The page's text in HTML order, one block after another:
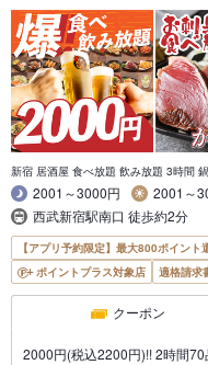
新宿 居酒屋 食べ放題 飲み放題 3時間 鍋
2001～3000円
2001～
西武新宿駅南口 徒歩約2分
【アプリ予約限定】最大800ポイント
ポイントプラス対象店
適格請求
クーポン
2000円(税込2200円)!! 2時間